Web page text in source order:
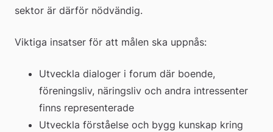
sektor är därför nödvändig.
Viktiga insatser för att målen ska uppnås:
Utveckla dialoger i forum där boende,
föreningsliv, näringsliv och andra intressenter
finns representerade
Utveckla förståelse och bygg kunskap kring